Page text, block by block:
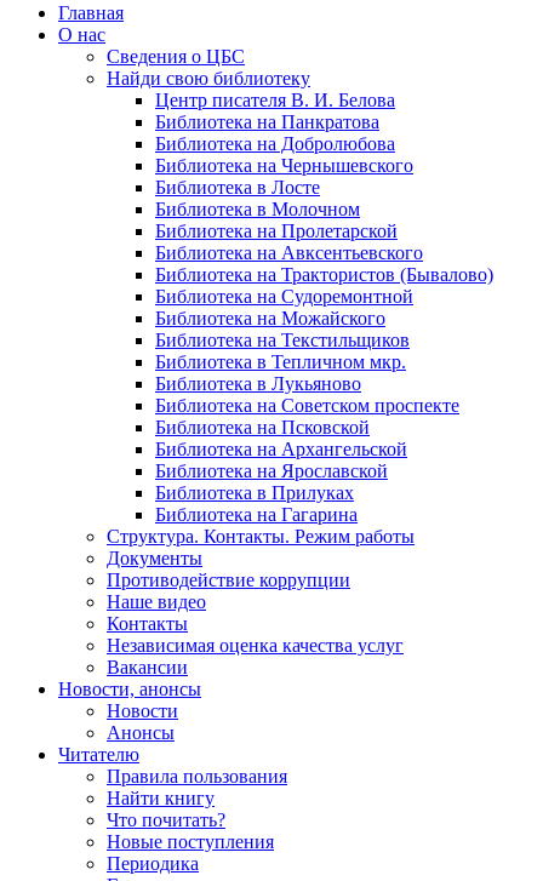
Главная
О нас
Сведения о ЦБС
Найди свою библиотеку
Центр писателя В. И. Белова
Библиотека на Панкратова
Библиотека на Добролюбова
Библиотека на Чернышевского
Библиотека в Лосте
Библиотека в Молочном
Библиотека на Пролетарской
Библиотека на Авксентьевского
Библиотека на Трактористов (Бывалово)
Библиотека на Судоремонтной
Библиотека на Можайского
Библиотека на Текстильщиков
Библиотека в Тепличном мкр.
Библиотека в Лукьяново
Библиотека на Советском проспекте
Библиотека на Псковской
Библиотека на Архангельской
Библиотека на Ярославской
Библиотека в Прилуках
Библиотека на Гагарина
Структура. Контакты. Режим работы
Документы
Противодействие коррупции
Наше видео
Контакты
Независимая оценка качества услуг
Вакансии
Новости, анонсы
Новости
Анонсы
Читателю
Правила пользования
Найти книгу
Что почитать?
Новые поступления
Периодика